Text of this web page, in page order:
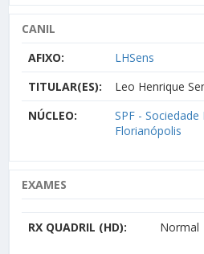
CANIL
AFIXO:
LHSens
TITULAR(ES):
Leo Henrique
NÚCLEO:
SPF -
Florianópolis
EXAMES
RX QUADRIL (HD): Normal